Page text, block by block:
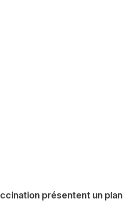
présentent un plan